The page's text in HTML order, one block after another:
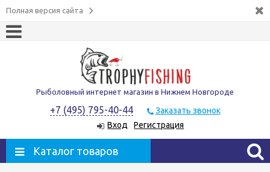
Полная версия сайта
Рыболовный интернет магазин в Нижнем Новгороде
+7 (495) 795-40-44
Заказать звонок
Вход
Регистрация
Каталог товаров